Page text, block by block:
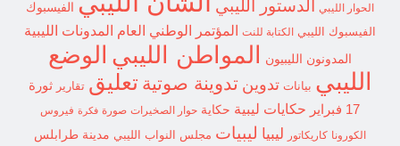
الحوار الليبي الدستور الليبي الفيسبوك
الفيسبوك الليبي الكتابة للنت المؤتمر الوطني العام المدونات الليبية
المدونون الليبيون المواطن الليبي الوضع
الليبي بيانات تدوين تدوينة صوتية تعليق تقارير
ثورة
17 فبراير
حكايات ليبية حكاية حوار الصخيرات صورة فكرة فيروس
الكورونا كاريكاتور ليبيا ليبيات مجلس النواب الليبي مدينة طرابلس